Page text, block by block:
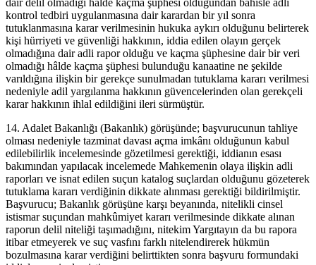
kontrol tedbiri uygulanmasına dair karardan bir yıl sonra
tutuklanmasına karar verilmesinin hukuka aykırı olduğunu belirterek
kişi hürriyeti ve güvenliği hakkının, iddia edilen olayın gerçek
olmadığına dair adli rapor olduğu ve kaçma şüphesine dair bir veri
olmadığı hâlde kaçma şüphesi bulunduğu kanaatine ne şekilde
varıldığına ilişkin bir gerekçe sunulmadan tutuklama kararı verilmesi
nedeniyle adil yargılanma hakkının güvencelerinden olan gerekçeli
karar hakkının ihlal edildiğini ileri sürmüştür.
14. Adalet Bakanlığı (Bakanlık) görüşünde; başvurucunun tahliye
olması nedeniyle tazminat davası açma imkânı olduğunun kabul
edilebilirlik incelemesinde gözetilmesi gerektiği, iddianın esası
bakımından yapılacak incelemede Mahkemenin olaya ilişkin adli
raporları ve isnat edilen suçun katalog suçlardan olduğunu gözeterek
tutuklama kararı verdiğinin dikkate alınması gerektiği bildirilmiştir.
Başvurucu; Bakanlık görüşüne karşı beyanında, nitelikli cinsel
istismar suçundan mahkûmiyet kararı verilmesinde dikkate alınan
raporun delil niteliği taşımadığını, nitekim Yargıtayın da bu rapora
itibar etmeyerek ve suç vasfını farklı nitelendirerek hükmün
bozulmasına karar verdiğini belirttikten sonra başvuru formundaki